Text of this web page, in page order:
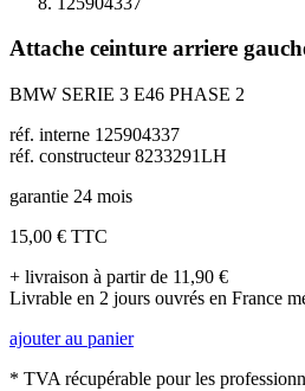
Attache ceinture arriere
BMW SERIE 3 E46 PHASE 2
réf. interne 125904337
réf. constructeur 8233291LH
garantie 24 mois
15,00 € TTC
+ livraison à partir de 11,90 €
Livrable en 2 jours ouvrés en France
ajouter au panier
* TVA récupérable pour les